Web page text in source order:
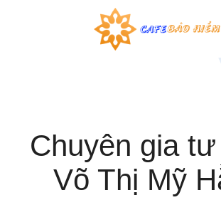
Chuyên gia
Võ Thị Mỹ